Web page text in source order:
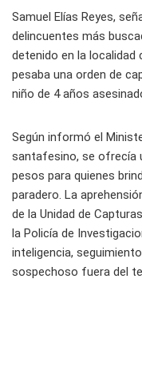
Samuel Elías Reyes,
delincuentes más
detenido en la localidad
pesaba una orden de
niño de 4 años
Según informó el
santafesino, se ofrecía
pesos para quienes
paradero. La
de la Unidad de
la Policía de
inteligencia,
sospechoso fuera del